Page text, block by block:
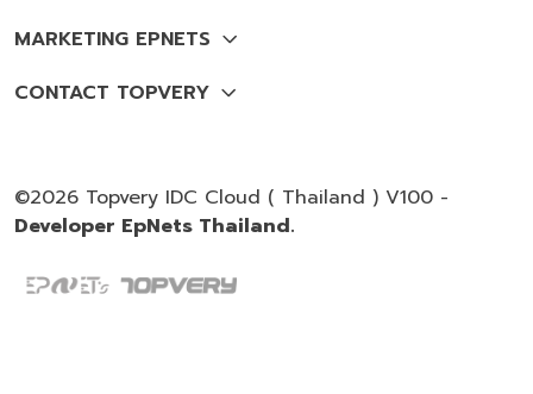
©2026 Topvery IDC Cloud ( Thailand ) V100 -
Developer EpNets Thailand.